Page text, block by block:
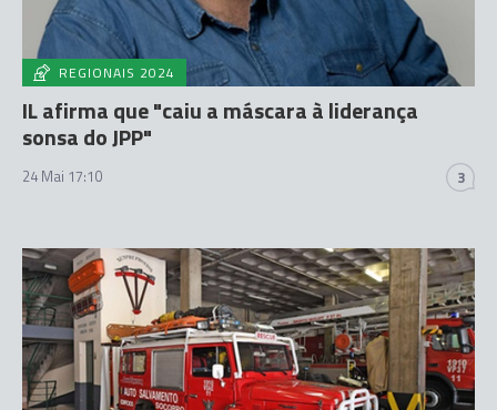
REGIONAIS 2024
IL afirma que "caiu a máscara à liderança
sonsa do JPP"
24 Mai 17:10 3